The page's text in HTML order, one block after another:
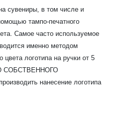
сувениры, в том числе и
тампо-печатного
Самое часто используемое
именно методом
цвета логотипа на ручки от 5
СОБСТВЕННОГО
нанесение логотипа